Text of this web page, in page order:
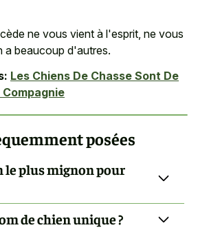
ne vous vient à l'esprit, ne vous
a beaucoup d'autres.
Les Chiens De Chasse Sont De
posées
le plus mignon pour
de chien unique ?